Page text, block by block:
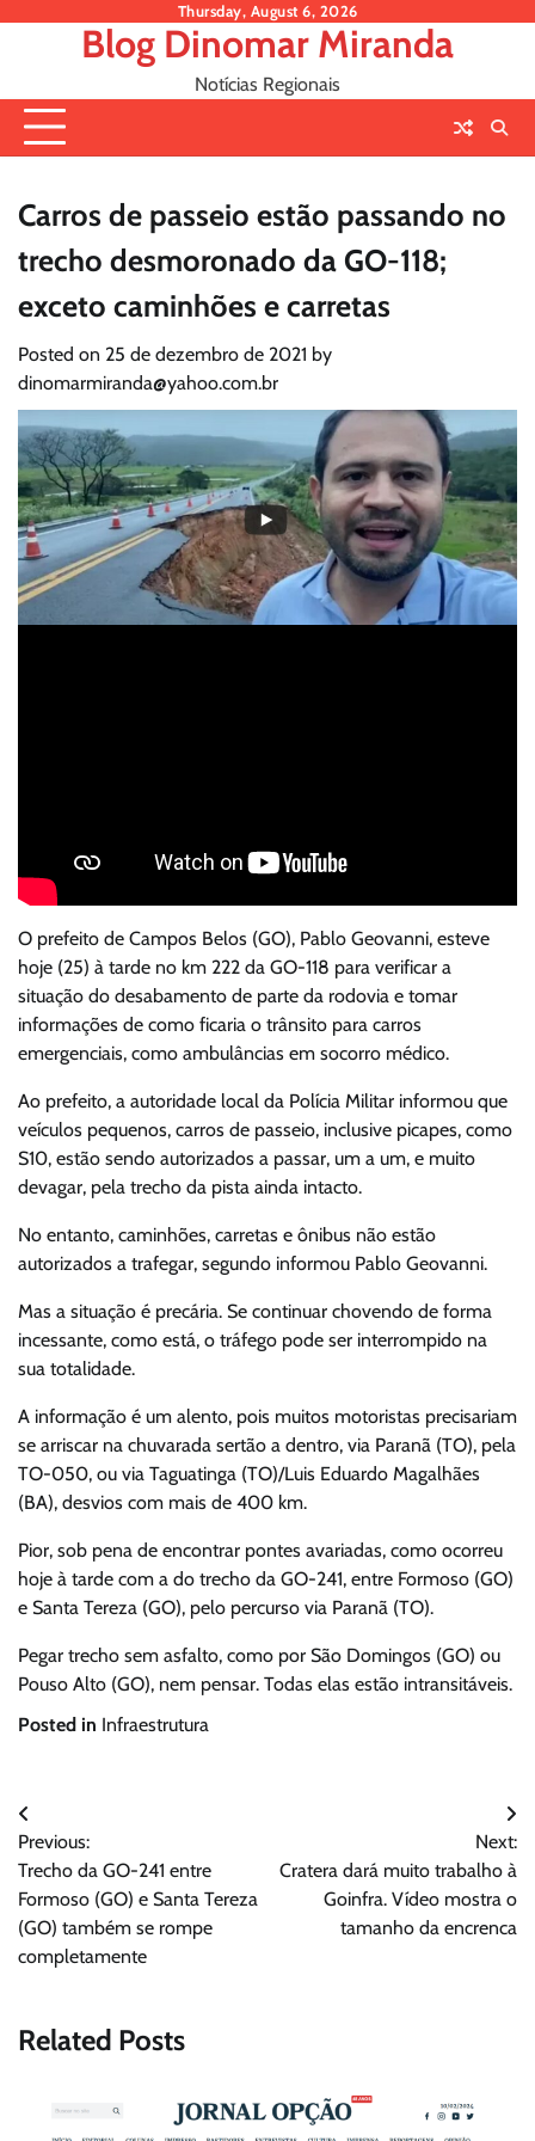
Thursday, August 6, 2026
Blog Dinomar Miranda
Notícias Regionais
Carros de passeio estão passando no
trecho desmoronado da GO-118;
exceto caminhões e carretas
Posted on 25 de dezembro de 2021 by
dinomarmiranda@yahoo.com.br
O prefeito de Campos Belos (GO), Pablo Geovanni, esteve
hoje (25) à tarde no km 222 da GO-118 para verificar a
situação do desabamento de parte da rodovia e tomar
informações de como ficaria o trânsito para carros
emergenciais, como ambulâncias em socorro médico.
Ao prefeito, a autoridade local da Polícia Militar informou que
veículos pequenos, carros de passeio, inclusive picapes, como
S10, estão sendo autorizados a passar, um a um, e muito
devagar, pela trecho da pista ainda intacto.
No entanto, caminhões, carretas e ônibus não estão
autorizados a trafegar, segundo informou Pablo Geovanni.
Mas a situação é precária. Se continuar chovendo de forma
incessante, como está, o tráfego pode ser interrompido na
sua totalidade.
A informação é um alento, pois muitos motoristas precisariam
se arriscar na chuvarada sertão a dentro, via Paranã (TO), pela
TO-050, ou via Taguatinga (TO)/Luis Eduardo Magalhães
(BA), desvios com mais de 400 km.
Pior, sob pena de encontrar pontes avariadas, como ocorreu
hoje à tarde com a do trecho da GO-241, entre Formoso (GO)
e Santa Tereza (GO), pelo percurso via Paranã (TO).
Pegar trecho sem asfalto, como por São Domingos (GO) ou
Pouso Alto (GO), nem pensar. Todas elas estão intransitáveis.
Posted in Infraestrutura
Navegação
de
Post
Previous:
Trecho da GO-241 entre
Formoso (GO) e Santa Tereza
(GO) também se rompe
completamente
Next:
Cratera dará muito trabalho à
Goinfra. Vídeo mostra o
tamanho da encrenca
Related Posts